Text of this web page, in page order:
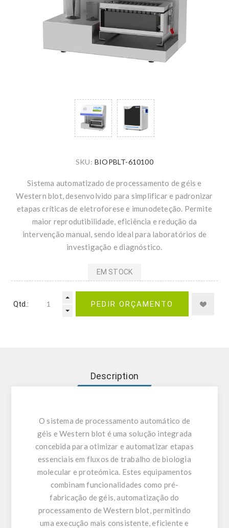
SKU: BIOPBLT-610100
Sistema automatizado de processamento de géis e
Western blot, desenvolvido para simplificar e padronizar
etapas críticas de eletroforese e imunodeteção. Permite
maior reprodutibilidade, eficiência e redução da
intervenção manual, sendo ideal para laboratórios de
investigação e diagnóstico.
EM STOCK
Qtd.: PEDIR ORÇAMENTO
Description
O sistema de processamento automático de
géis e Western blot é uma solução integrada
concebida para otimizar e automatizar etapas
essenciais em fluxos de trabalho de biologia
molecular e proteómica. Estes equipamentos
combinam funcionalidades como pré-
fabricação de géis, automatização do
processamento de Western blot, permitindo
uma execução mais consistente, eficiente e